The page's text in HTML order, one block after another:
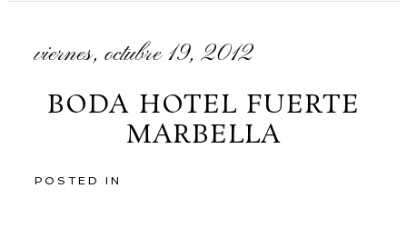
viernes, octubre 19, 2012
BODA HOTEL FUERTE
MARBELLA
POSTED IN